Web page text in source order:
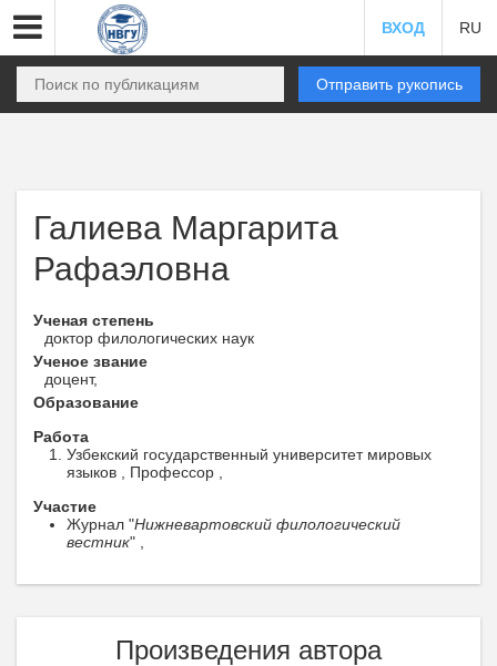
ВХОД RU
Отправить рукопись
Галиева Маргарита
Рафаэловна
Ученая степень
доктор филологических наук
Ученое звание
доцент,
Образование
Работа
Узбекский государственный университет мировых
языков , Профессор ,
Участие
Журнал "Нижневартовский филологический
вестник" ,
Произведения автора